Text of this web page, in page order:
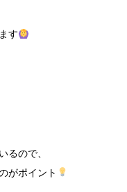
す
るので、
がポイント